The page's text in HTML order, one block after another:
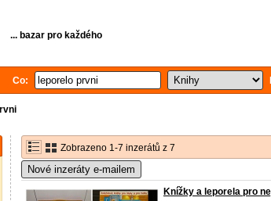
... bazar pro každého
Co:
Zobrazeno 1-7 inzerátů z 7
Nové inzeráty e-mailem
Knížky a leporela pro